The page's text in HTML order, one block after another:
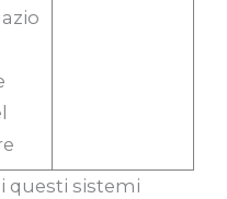
questi sistemi